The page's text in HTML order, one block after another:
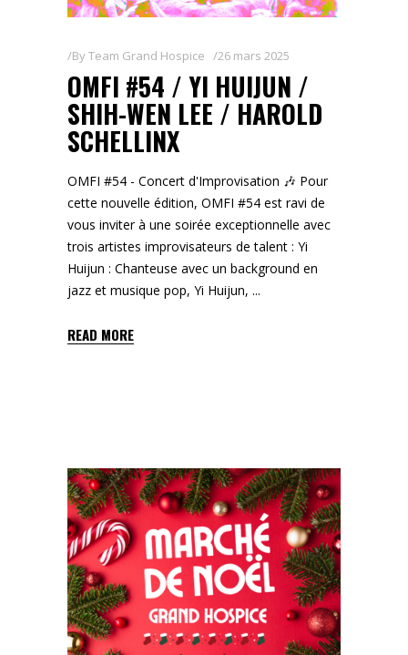
ByTeam Grand Hospice 26 mars 2025
OMFI #54 / YI HUIJUN /
SHIH-WEN LEE / HAROLD
SCHELLINX
OMFI #54 - Concert d'Improvisation 🎶 Pour
cette nouvelle édition, OMFI #54 est ravi de
vous inviter à une soirée exceptionnelle avec
trois artistes improvisateurs de talent : Yi
Huijun : Chanteuse avec un background en
jazz et musique pop, Yi Huijun,
READ MORE